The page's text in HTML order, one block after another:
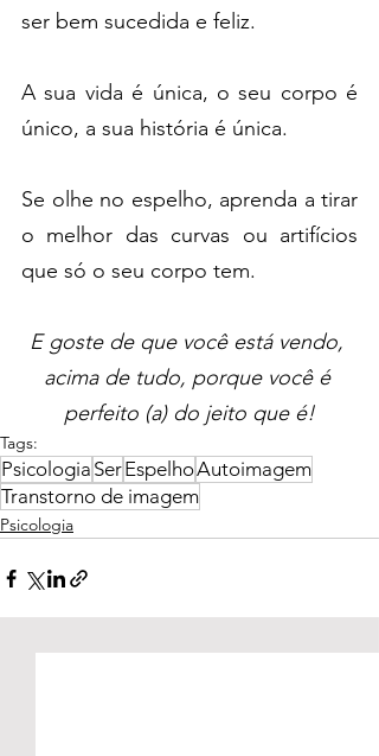
ser bem sucedida e feliz.
A sua vida é única, o seu corpo é
único, a sua história é única.
Se olhe no espelho, aprenda a tirar
o melhor das curvas ou artifícios
que só o seu corpo tem.
E goste de que você está vendo,
acima de tudo, porque você é
perfeito (a) do jeito que é!
Tags:
Psicologia SerEspelhoAutoimagem
Transtorno de imagem
Psicologia